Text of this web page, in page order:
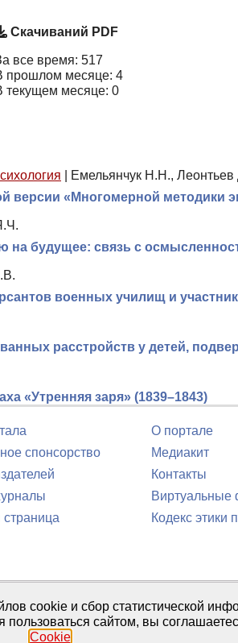
Скачиваний PDF
все время: 517
прошлом месяце: 4
текущем месяце: 0
Емельянчук Н.Н., Леонтьев
версии «Многомерной методики
на будущее: связь с
военных училищ и
расстройств у детей,
«Утренняя заря» (1839–1843)
спонсорство
О портале
Медиакит
Контакты
Виртуальные
Кодекс этики
г.
cookie и сбор статистической
сайтом, вы
Cookie.